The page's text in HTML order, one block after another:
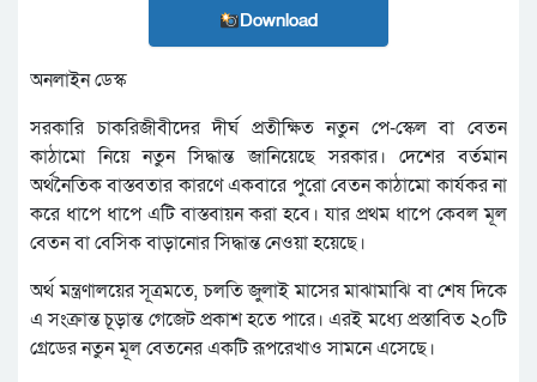
Download
অনলাইন ডেস্ক
সরকারি চাকরিজীবীদের দীর্ঘ প্রতীক্ষিত নতুন পে-স্কেল বা বেতন
কাঠামো নিয়ে নতুন সিদ্ধান্ত জানিয়েছে সরকার। দেশের বর্তমান
অর্থনৈতিক বাস্তবতার কারণে একবারে পুরো বেতন কাঠামো কার্যকর না
করে ধাপে ধাপে এটি বাস্তবায়ন করা হবে। যার প্রথম ধাপে কেবল মূল
বেতন বা বেসিক বাড়ানোর সিদ্ধান্ত নেওয়া হয়েছে।
অর্থ মন্ত্রণালয়ের সূত্রমতে, চলতি জুলাই মাসের মাঝামাঝি বা শেষ দিকে
এ সংক্রান্ত চূড়ান্ত গেজেট প্রকাশ হতে পারে। এরই মধ্যে প্রস্তাবিত ২০টি
গ্রেডের নতুন মূল বেতনের একটি রূপরেখাও সামনে এসেছে।